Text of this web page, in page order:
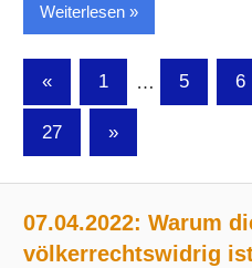
Weiterlesen
der
Beiträge
«Vorherige
Beiträge
1 … 5 6
27
Nächste
Beiträge
»
07.04.2022: Warum
völkerrechtswidrig